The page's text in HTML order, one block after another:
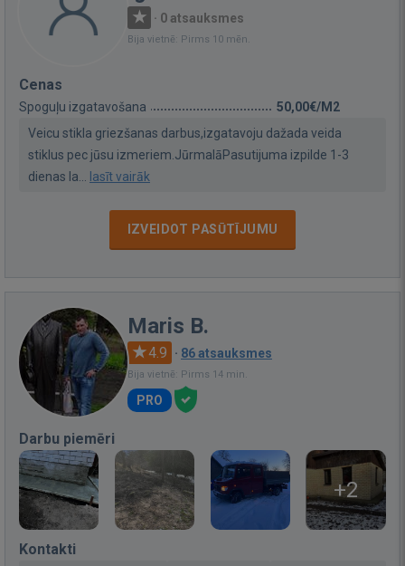
· 0 atsauksmes
Bija vietnē: Pirms 10 mēn.
Cenas
Spoguļu izgatavošana
50,00€/M2
Veicu stikla griezšanas darbus,izgatavoju dažada veida
stiklus pec jūsu izmeriem.JūrmalāPasutijuma izpilde 1-3
dienas la... lasīt vairāk
IZVEIDOT PASŪTĪJUMU
Maris B.
4.9 · 86 atsauksmes
Bija vietnē: Pirms 14 min.
PRO
Darbu piemēri
+2
Kontakti